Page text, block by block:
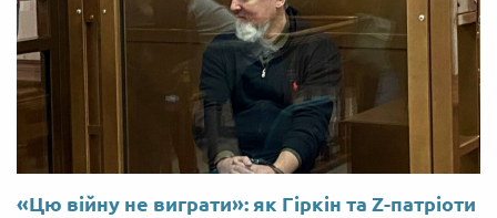
«Цю війну не виграти»: як Гіркін та Z-патріоти